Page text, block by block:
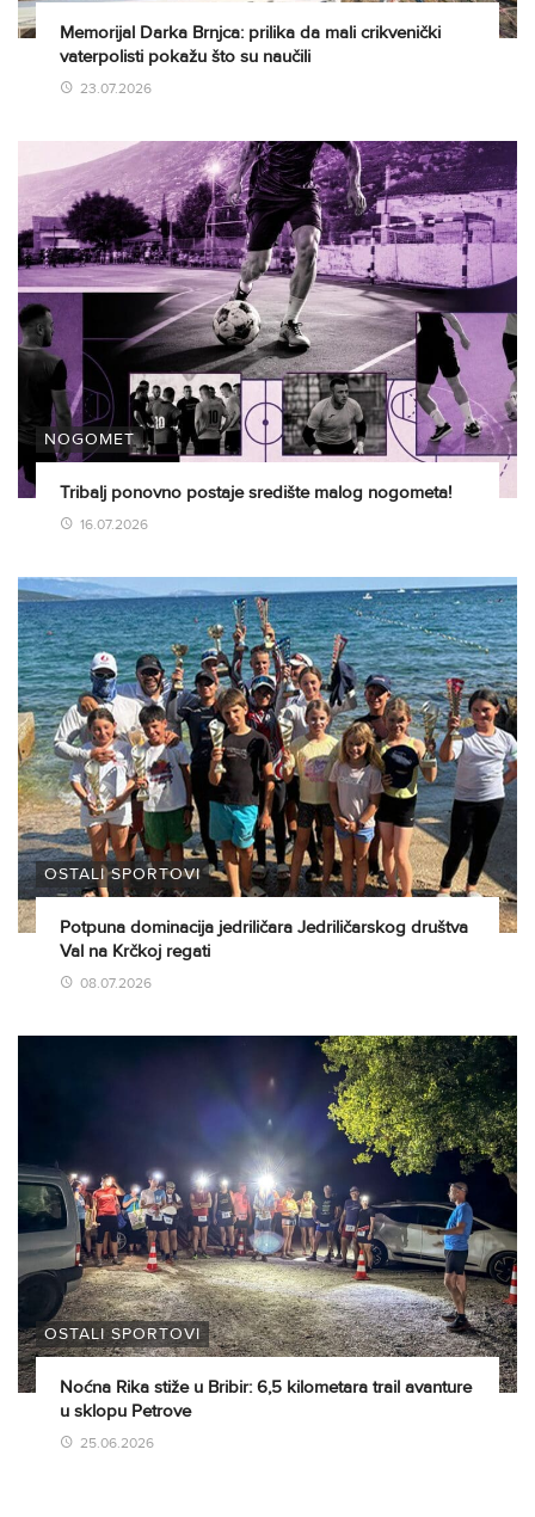
Memorijal Darka Brnjca: prilika da mali crikvenički
vaterpolisti pokažu što su naučili
23.07.2026
NOGOMET
Tribalj ponovno postaje središte malog nogometa!
16.07.2026
OSTALI SPORTOVI
Potpuna dominacija jedriličara Jedriličarskog društva
Val na Krčkoj regati
08.07.2026
OSTALI SPORTOVI
Noćna Rika stiže u Bribir: 6,5 kilometara trail avanture
u sklopu Petrove
25.06.2026